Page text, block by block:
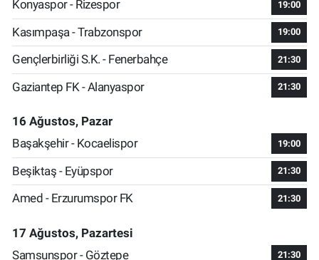
Konyaspor - Rizespor
19:00
Kasımpaşa - Trabzonspor 19:00
Gençlerbirliği S.K. - Fenerbahçe 21:30
Gaziantep FK - Alanyaspor 21:30
16 Ağustos, Pazar
Başakşehir - Kocaelispor
19:00
Beşiktaş - Eyüpspor 21:30
Amed - Erzurumspor FK 21:30
17 Ağustos, Pazartesi
Samsunspor - Göztepe
21:30